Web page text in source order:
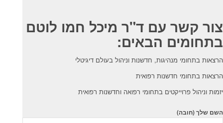
צור קשר עם ד"ר מיכל חמו לוטם
בתחומים הבאים:
הרצאות בתחומי מנהיגות, חדשנות וניהול בעולם דיגיטלי
הרצאות בתחומי חדשנות רפואית
יזמות וניהול פרוייקטים בתחומי רפואה וחדשנות רפואית
השם שלך (חובה)